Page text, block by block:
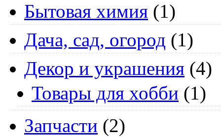
Бытовая химия (1)
Дача, сад, огород (1)
Декор и украшения (4)
Товары для хобби (1)
Запчасти (2)